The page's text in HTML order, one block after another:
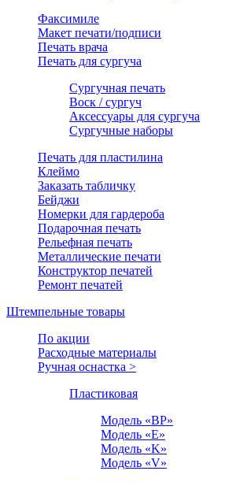
Факсимиле
Макет печати/подписи
Печать врача
Печать для сургуча
Сургучная печать
Воск / сургуч
Аксессуары для сургуча
Сургучные наборы
Печать для пластилина
Клеймо
Заказать табличку
Бейджи
Номерки для гардероба
Подарочная печать
Рельефная печать
Металлические печати
Конструктор печатей
Ремонт печатей
Штемпельные товары
По акции
Расходные материалы
Ручная оснастка >
Пластиковая
Модель «BP»
Модель «E»
Модель «K»
Модель «V»